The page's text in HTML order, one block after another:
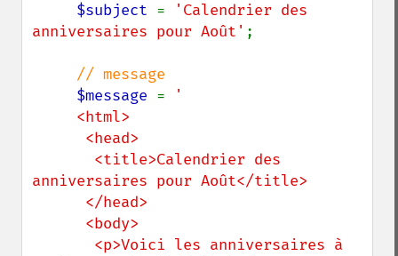
$subject =
'Calendrier des
anniversaires pour Août' ;
// message
$message =
'
anniversaires pour Août</title>